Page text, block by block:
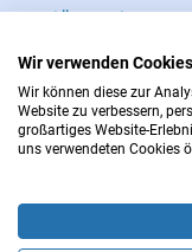
Alle anzeigen →
IM
Wir verwenden Cookies
Wir können diese zur
Website zu verbessern,
großartiges Website-
uns verwendeten Cookies